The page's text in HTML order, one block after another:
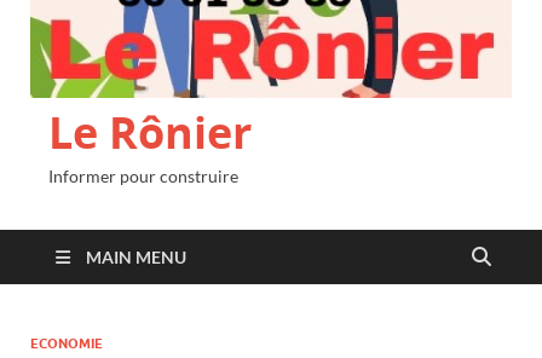
Le Rônier
Informer pour construire
MAIN MENU
ECONOMIE